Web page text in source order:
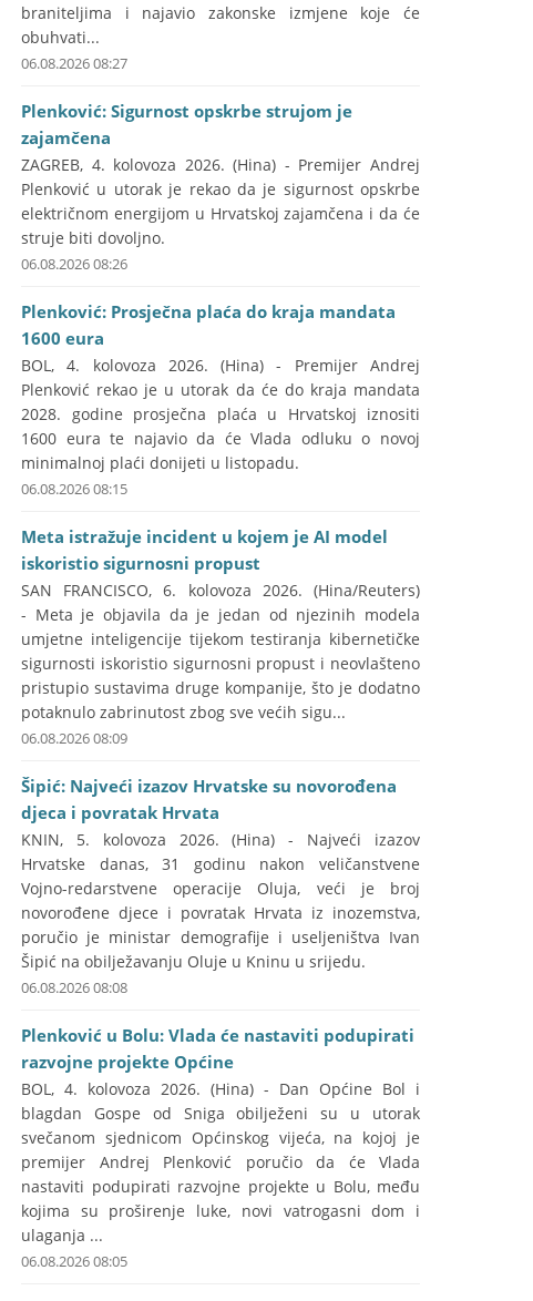
braniteljima i najavio zakonske izmjene koje će
obuhvati...
06.08.2026 08:27
Plenković: Sigurnost opskrbe strujom je
zajamčena
ZAGREB, 4. kolovoza 2026. (Hina) - Premijer Andrej
Plenković u utorak je rekao da je sigurnost opskrbe
električnom energijom u Hrvatskoj zajamčena i da će
struje biti dovoljno.
06.08.2026 08:26
Plenković: Prosječna plaća do kraja mandata
1600 eura
BOL, 4. kolovoza 2026. (Hina) - Premijer Andrej
Plenković rekao je u utorak da će do kraja mandata
2028. godine prosječna plaća u Hrvatskoj iznositi
1600 eura te najavio da će Vlada odluku o novoj
minimalnoj plaći donijeti u listopadu.
06.08.2026 08:15
Meta istražuje incident u kojem je AI model
iskoristio sigurnosni propust
SAN FRANCISCO, 6. kolovoza 2026. (Hina/Reuters)
- Meta je objavila da je jedan od njezinih modela
umjetne inteligencije tijekom testiranja kibernetičke
sigurnosti iskoristio sigurnosni propust i neovlašteno
pristupio sustavima druge kompanije, što je dodatno
potaknulo zabrinutost zbog sve većih sigu...
06.08.2026 08:09
Šipić: Najveći izazov Hrvatske su novorođena
djeca i povratak Hrvata
KNIN, 5. kolovoza 2026. (Hina) - Najveći izazov
Hrvatske danas, 31 godinu nakon veličanstvene
Vojno-redarstvene operacije Oluja, veći je broj
novorođene djece i povratak Hrvata iz inozemstva,
poručio je ministar demografije i useljeništva Ivan
Šipić na obilježavanju Oluje u Kninu u srijedu.
06.08.2026 08:08
Plenković u Bolu: Vlada će nastaviti podupirati
razvojne projekte Općine
BOL, 4. kolovoza 2026. (Hina) - Dan Općine Bol i
blagdan Gospe od Sniga obilježeni su u utorak
svečanom sjednicom Općinskog vijeća, na kojoj je
premijer Andrej Plenković poručio da će Vlada
nastaviti podupirati razvojne projekte u Bolu, među
kojima su proširenje luke, novi vatrogasni dom i
ulaganja ...
06.08.2026 08:05